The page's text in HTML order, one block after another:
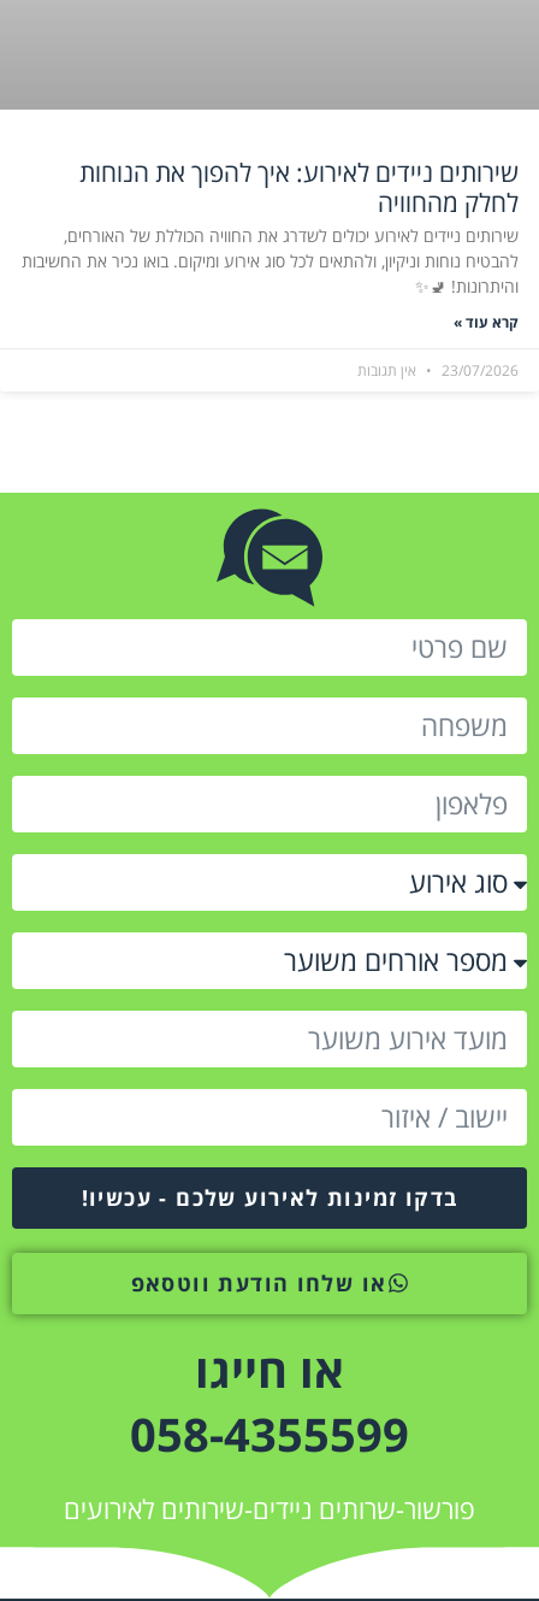
שירותים ניידים לאירוע: איך להפוך את הנוחות
לחלק מהחוויה
שירותים ניידים לאירוע יכולים לשדרג את החוויה הכוללת של האורחים,
להבטיח נוחות וניקיון, ולהתאים לכל סוג אירוע ומיקום. בואו נכיר את החשיבות
והיתרונות! 🚽✨
קרא עוד »
23/07/2026 אין תגובות
בדקו זמינות לאירוע שלכם - עכשיו!
או שלחו הודעת ווטסאפ
או חייגו
058-4355599
פורשור-שרותים ניידים-שירותים לאירועים